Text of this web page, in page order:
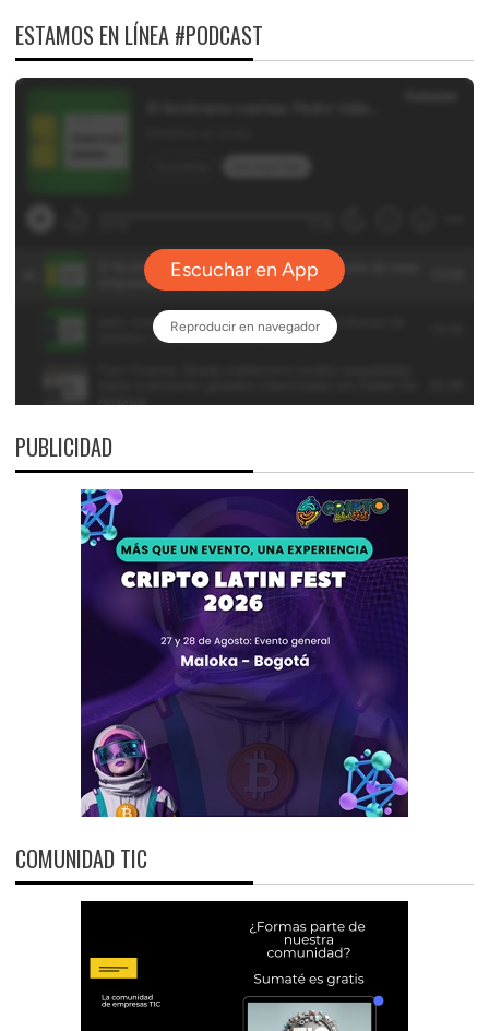
ESTAMOS EN LÍNEA #PODCAST
PUBLICIDAD
COMUNIDAD TIC